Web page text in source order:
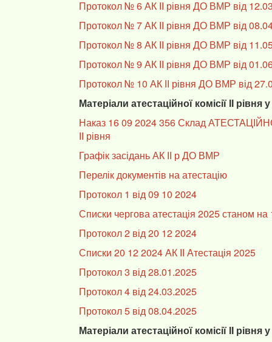
Протокол № 6 АК ІІ рівня ДО ВМР від
Протокол № 7 АК ІІ рівня ДО ВМР від
Протокол № 8 АК ІІ рівня ДО ВМР від
Протокол № 9 АК ІІ рівня ДО ВМР від
Протокол № 10 АК ІІ рівня ДО ВМР від
Матеріали атестаційної комісії ІІ рівня
Наказ 16 09 2024 356 Склад
ІІ рівня
Графік засідань АК ІІ р ДО ВМР
Перелік документів на атестацію
Протокол 1 від 09 10 2024
Списки чергова атестація 2025 станом
Протокол 2 від 20 12 2024
Списки 20 12 2024 АК ІІ Атестація 2025
Протокол 3 від 28.01.2025
Протокол 4 від 24.03.2025
Протокол 5 від 08.04.2025
Матеріали атестаційної комісії ІІ рівня